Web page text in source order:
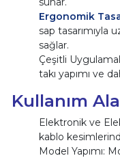
Ergonomik
sap tasarımıyla
sağlar.
Çeşitli
takı yapımı ve
Kullanım
Elektronik ve
kablo
Model Yapımı: